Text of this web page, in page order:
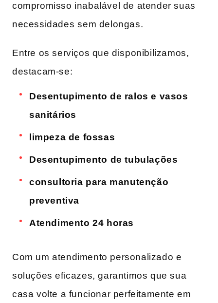
compromisso inabalável de‍ atender suas
necessidades⁣ sem delongas.
Entre os serviços que disponibilizamos,
destacam-se:
Desentupimento de ralos e‍ vasos
sanitários
limpeza de fossas
Desentupimento ⁤de ‌tubulações
consultoria para manutenção
preventiva
Atendimento 24 horas
Com um atendimento personalizado e
soluções eficazes, garantimos que sua ​
casa ‍volte a funcionar perfeitamente em